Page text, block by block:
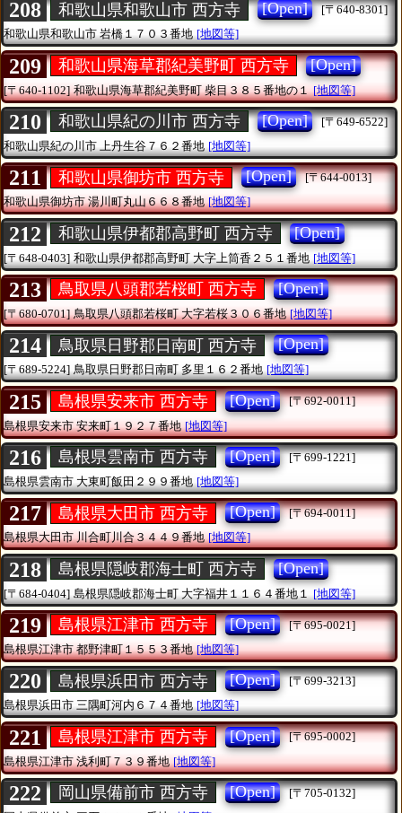
208 和歌山県和歌山市 西方寺 [Open]
[〒640-8301]
和歌山県和歌山市岩橋１７０３番地 [地図等]
209 和歌山県海草郡紀美野町 西方寺 [Open]
[〒640-1102] 和歌山県海草郡紀美野町柴目３８５番地の１ [地図等]
210 和歌山県紀の川市 西方寺 [Open]
[〒649-6522]
和歌山県紀の川市 上丹生谷７６２番地 [地図等]
211 和歌山県御坊市 西方寺 [Open]
[〒644-0013]
和歌山県御坊市湯川町丸山６６８番地 [地図等]
212 和歌山県伊都郡高野町 西方寺 [Open]
[〒648-0403] 和歌山県伊都郡高野町 大字上筒香２５１番地 [地図等]
213 鳥取県八頭郡若桜町 西方寺 [Open]
[〒680-0701] 鳥取県八頭郡若桜町大字若桜３０６番地 [地図等]
214 鳥取県日野郡日南町 西方寺 [Open]
[〒689-5224] 鳥取県日野郡日南町多里１６２番地 [地図等]
215 島根県安来市 西方寺 [Open]
[〒692-0011]
島根県安来市安来町１９２７番地 [地図等]
216 島根県雲南市 西方寺 [Open]
[〒699-1221]
島根県雲南市 大東町飯田２９９番地 [地図等]
217 島根県大田市 西方寺 [Open]
[〒694-0011]
島根県大田市川合町川合３４４９番地 [地図等]
218 島根県隠岐郡海士町 西方寺 [Open]
[〒684-0404] 島根県隠岐郡海士町 大字福井１１６４番地１ [地図等]
219 島根県江津市 西方寺 [Open]
[〒695-0021]
島根県江津市都野津町１５５３番地 [地図等]
220 島根県浜田市 西方寺 [Open]
[〒699-3213]
島根県浜田市三隅町河内６７４番地 [地図等]
221 島根県江津市 西方寺 [Open]
[〒695-0002]
島根県江津市浅利町７３９番地 [地図等]
222 岡山県備前市 西方寺 [Open]
[〒705-0132]